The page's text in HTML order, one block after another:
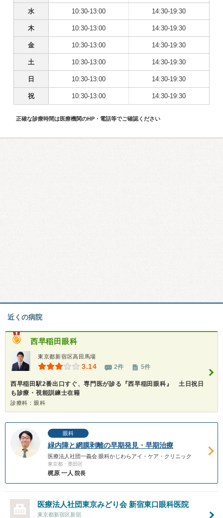
水 10:30-13:00 14:30-19:30
木 10:30-13:00 14:30-19:30
金 10:30-13:00 14:30-19:30
土 10:30-13:00 14:30-19:30
日 10:30-13:00 14:30-19:30
祝 10:30-13:00 14:30-19:30
正確な診療時間は医療機関のHP・電話等でご確認ください
近くの病院
西早稲田眼科
東京都新宿区高田馬場
3.14 2件 5件
西早稲田駅2番出口すぐ、専門医が診る『西早稲田眼科』 土日祝日
も診療・視能訓練士在籍
診療科：眼科
眼科
緑内障と網膜剥離の早期発見・早期治療
医療法人社団一義会 眼科かじわらアイ・ケア・クリニック
東京都・墨田区
梶原 一人 院長
医療法人社団東京みどり会 新宿東口眼科医院
東京都新宿区新宿